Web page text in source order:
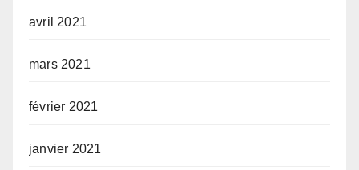
avril 2021
mars 2021
février 2021
janvier 2021